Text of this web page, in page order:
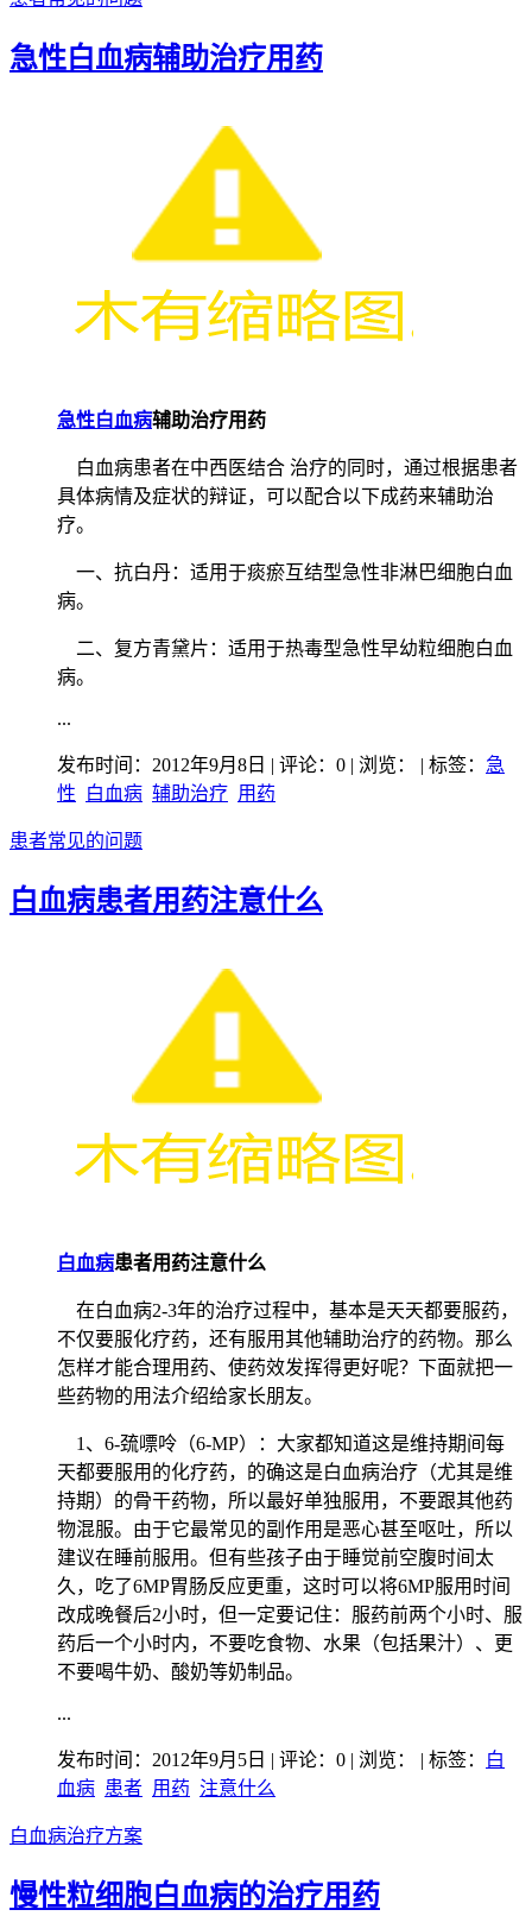
急性白血病辅助治疗用药
急性白血病辅助治疗用药
白血病患者在中西医结合 治疗的同时，通过根据患者
具体病情及症状的辩证，可以配合以下成药来辅助治
疗。
一、抗白丹：适用于痰瘀互结型急性非淋巴细胞白血
病。
二、复方青黛片：适用于热毒型急性早幼粒细胞白血
病。
...
发布时间：2012年9月8日 | 评论：0 | 浏览： | 标签： 急
性
白血病 辅助治疗 用药
患者常见的问题
白血病患者用药注意什么
白血病患者用药注意什么
在白血病2-3年的治疗过程中，基本是天天都要服药，
不仅要服化疗药，还有服用其他辅助治疗的药物。那么
怎样才能合理用药、使药效发挥得更好呢？下面就把一
些药物的用法介绍给家长朋友。
1、6-巯嘌呤（6-MP）：大家都知道这是维持期间每
天都要服用的化疗药，的确这是白血病治疗（尤其是维
持期）的骨干药物，所以最好单独服用，不要跟其他药
物混服。由于它最常见的副作用是恶心甚至呕吐，所以
建议在睡前服用。但有些孩子由于睡觉前空腹时间太
久，吃了6MP胃肠反应更重，这时可以将6MP服用时间
改成晚餐后2小时，但一定要记住：服药前两个小时、服
药后一个小时内，不要吃食物、水果（包括果汁）、更
不要喝牛奶、酸奶等奶制品。
...
发布时间：2012年9月5日 | 评论：0 | 浏览： | 标签：
白
血病 患者 用药 注意什么
白血病治疗方案
慢性粒细胞白血病的治疗用药